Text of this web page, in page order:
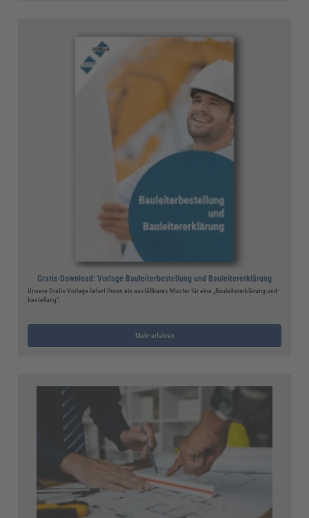
Gratis-Download: Vorlage Bauleiterbestellung und Bauleitererklärung
Unsere Gratis-Vorlage liefert Ihnen ein ausfüllbares Muster für eine „Bauleitererklärung und -
bestellung“.
Mehr erfahren